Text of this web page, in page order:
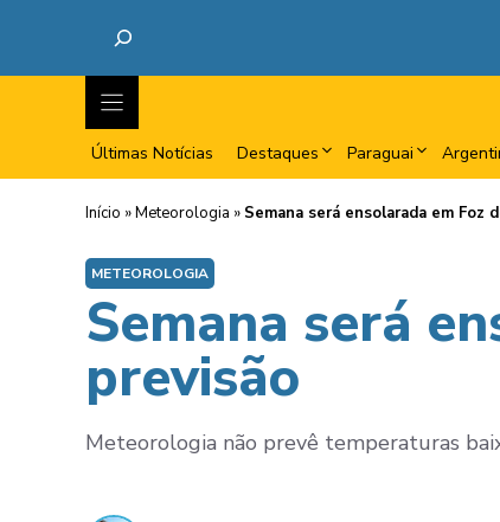
Últimas Notícias Destaques Paraguai
Início »Meteorologia » Semana será ensolarada em Foz
METEOROLOGIA
Semana será
previsão
Meteorologia não prevê temperaturas